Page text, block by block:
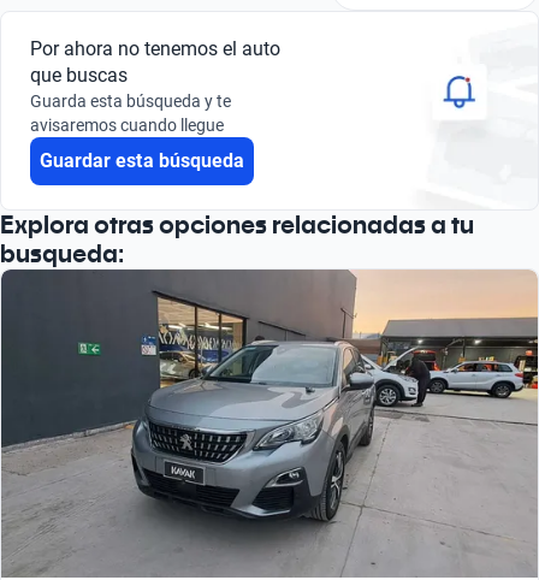
Busca por marca
Busca por modelo
Busca por versión
Por ahora no tenemos el auto
que buscas
Guarda esta búsqueda y te
avisaremos cuando llegue
Guardar esta búsqueda
Explora otras opciones relacionadas a tu
busqueda: